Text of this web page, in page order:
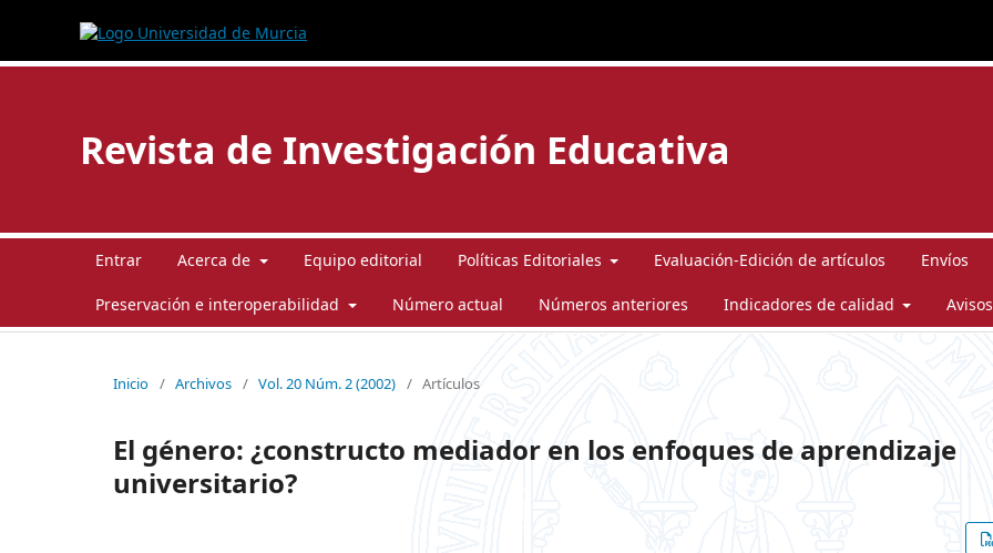
Revista de Investigación Educativa
Entrar Acerca de Equipo editorial Políticas Editoriales Evaluación-Edición de artículos Envíos
Preservación e interoperabilidad Número actual Números anteriores Indicadores de calidad Avisos
Inicio / Archivos / Vol. 20 Núm. 2 (2002) / Artículos
El género: ¿constructo mediador en los enfoques de aprendizaje
universitario?